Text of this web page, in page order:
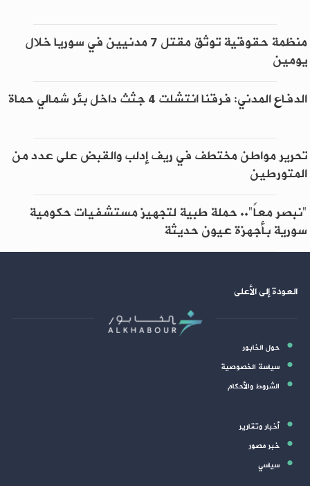
منظمة حقوقية توثق مقتل 7 مدنيين في سوريا خلال
يومين
الدفاع المدني: فرقنا انتشلت 4 جثث داخل بئر شمالي حماة
تحرير مواطن مختطف في ريف إدلب والقبض على عدد من
المتورطين
"نبصر معاً".. حملة طبية لتجهيز مستشفيات حكومية
سورية بأجهزة عيون حديثة
العودة إلى الأعلى
حول الخابور
سياسة الخصوصية
الشروط والأحكام
أخبار وتقارير
خبر مصور
سياسي